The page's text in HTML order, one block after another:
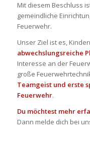
Mit diesem Beschluss
gemeindliche
Feuerwehr.
Unser Ziel ist es,
abwechslungsreiche
Interesse an der
große
Teamgeist und erste
Feuerwehr.
Du möchtest mehr
Dann melde dich bei